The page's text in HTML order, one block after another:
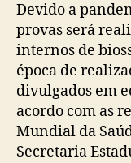
Devido a
provas será
internos de
época de
divulgados em
acordo com as
Mundial da
Secretaria